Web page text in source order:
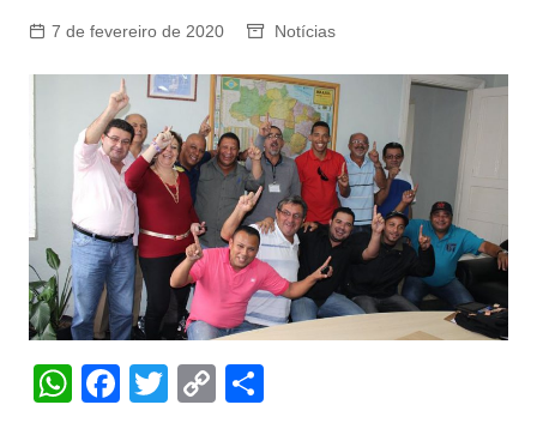
7 de fevereiro de 2020 Notícias
W F T C S